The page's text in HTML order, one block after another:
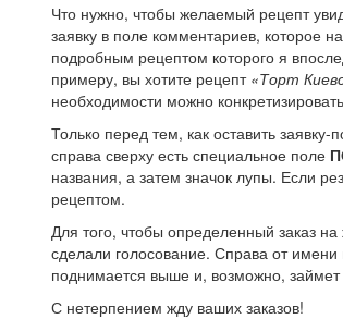
Что нужно, чтобы желаемый рецепт
заявку в поле комментариев, которое
подробным рецептом которого я
примеру, вы хотите рецепт «Торт
необходимости можно
Только перед тем, как оставить
справа сверху есть специальное поле
названия, а затем значок лупы. Если
рецептом.
Для того, чтобы определенный заказ
сделали голосование. Справа от имени
поднимается выше и, возможно,
С нетерпением жду ваших заказов!